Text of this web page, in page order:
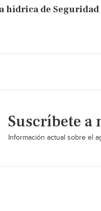
hídrica de
Suscríbete a
Información actual sobre el